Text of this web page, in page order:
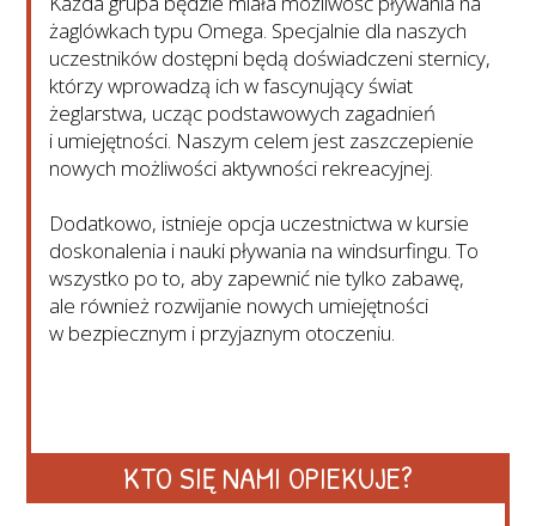
żaglówkach typu Omega. Specjalnie dla naszych
uczestników dostępni będą doświadczeni sternicy,
którzy wprowadzą ich w fascynujący świat
żeglarstwa, ucząc podstawowych zagadnień
i umiejętności. Naszym celem jest zaszczepienie
nowych możliwości aktywności rekreacyjnej.
Dodatkowo, istnieje opcja uczestnictwa w kursie
doskonalenia i nauki pływania na windsurfingu. To
wszystko po to, aby zapewnić nie tylko zabawę,
ale również rozwijanie nowych umiejętności
w bezpiecznym i przyjaznym otoczeniu.
KTO SIĘ NAMI OPIEKUJE?